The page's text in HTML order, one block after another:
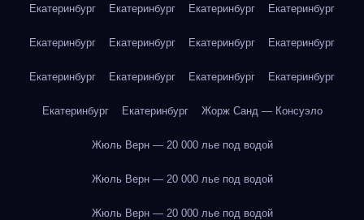
Екатеринбург Екатеринбург Екатеринбург Екатеринбург
Екатеринбург Екатеринбург Екатеринбург Екатеринбург
Екатеринбург Екатеринбург Екатеринбург Екатеринбург
Екатеринбург Екатеринбург Жорж Санд — Консуэло
Жюль Верн — 20 000 лье под водой
Жюль Верн — 20 000 лье под водой
Жюль Верн — 20 000 лье под водой